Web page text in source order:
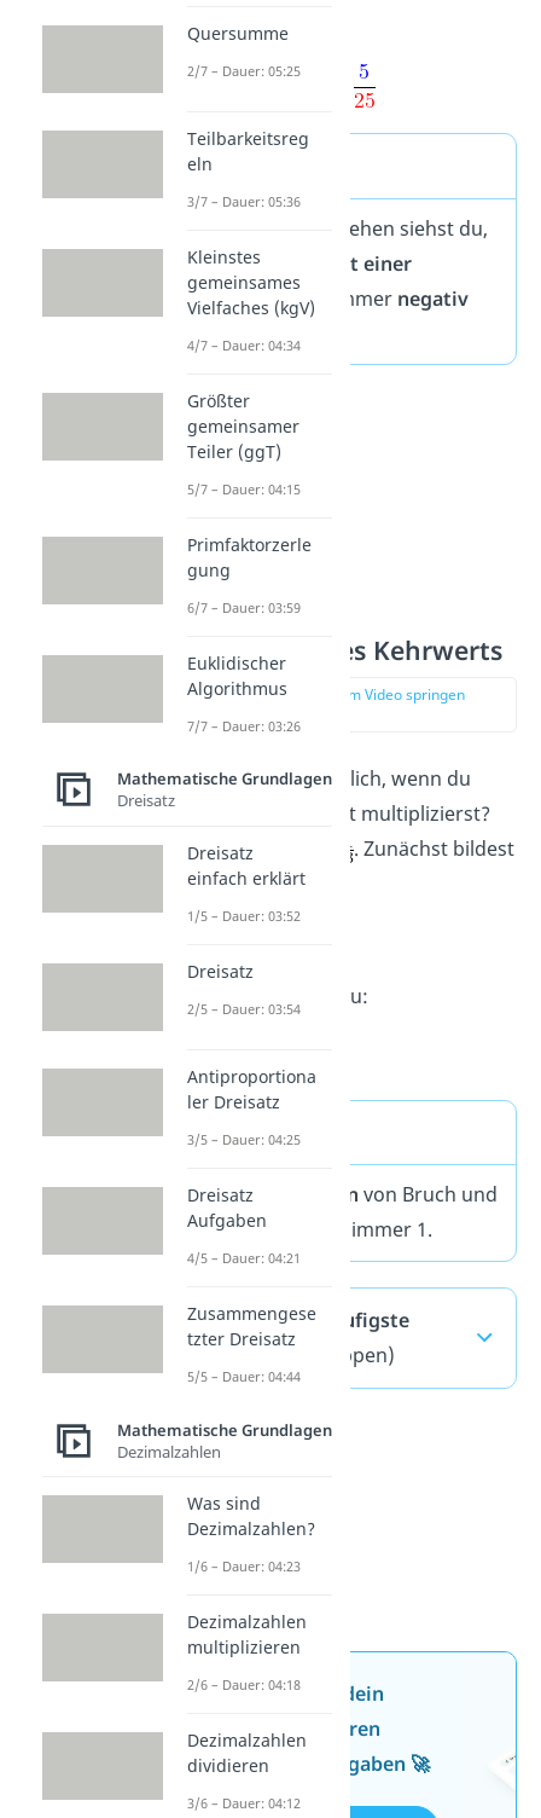
möchtest?
Merke
Beim Bruch umdrehen siehst du,
dass der
Kehrwert einer
negativen Zahl
immer negativ
ist.
Eigenschaft des Kehrwerts
zur Stelle im Video springen
Was passiert eigentlich, wenn du
Bruch und Kehrwert multiplizierst?
Du hast den Bruch
. Zunächst bildest
du den Kehrbruch.
Nun multiplizierst du:
Merke
DieMultiplikation von Bruch und
Kehrbruch ergibt immer 1.
Kehrwert — häufigste
(ausklappen)
Jetzt neu: Teste dein
Wissen mit unseren
kostenlosen Aufgaben 🚀
Quersumme
2/7 – Dauer: 05:25
Teilbarkeitsreg
eln
3/7 – Dauer: 05:36
Kleinstes
gemeinsames
Vielfaches (kgV)
4/7 – Dauer: 04:34
Größter
gemeinsamer
Teiler (ggT)
5/7 – Dauer: 04:15
Primfaktorzerle
gung
6/7 – Dauer: 03:59
Euklidischer
Algorithmus
7/7 – Dauer: 03:26
Mathematische Grundlagen
Dreisatz
Dreisatz
einfach erklärt
1/5 – Dauer: 03:52
Dreisatz
2/5 – Dauer: 03:54
Antiproportiona
ler Dreisatz
3/5 – Dauer: 04:25
Dreisatz
Aufgaben
4/5 – Dauer: 04:21
Zusammengese
tzter Dreisatz
5/5 – Dauer: 04:44
Mathematische Grundlagen
Dezimalzahlen
Was sind
Dezimalzahlen?
1/6 – Dauer: 04:23
Dezimalzahlen
multiplizieren
2/6 – Dauer: 04:18
Dezimalzahlen
dividieren
3/6 – Dauer: 04:12